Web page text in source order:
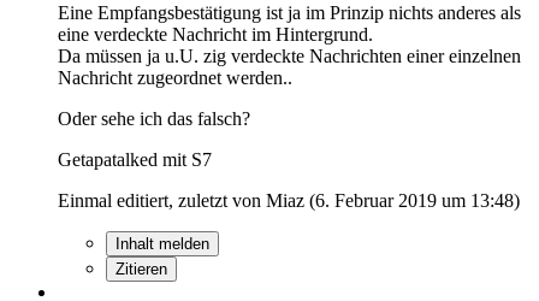
Eine Empfangsbestätigung ist ja im Prinzip nichts anderes als
eine verdeckte Nachricht im Hintergrund.
Da müssen ja u.U. zig verdeckte Nachrichten einer einzelnen
Nachricht zugeordnet werden..
Oder sehe ich das falsch?
Getapatalked mit S7
Einmal editiert, zuletzt von Miaz (6. Februar 2019 um 13:48)
Inhalt melden
Zitieren